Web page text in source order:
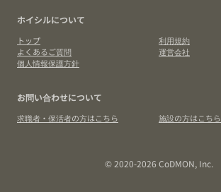
ホイシルについて
トップ
利用規約
よくあるご質問
運営会社
個人情報保護方針
お問い合わせについて
求職者・保活者の方はこちら 施設の方はこちら
© 2020-2026 CoDMON, Inc.